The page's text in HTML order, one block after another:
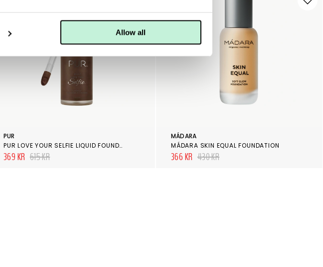
Allow all
PUR
PUR LOVE YOUR SELFIE LIQUID FOUNDATION DPN2
369 KR 615 KR
MÁDARA
MÁDARA SKIN EQUAL FOUNDATION
366 KR 430 KR